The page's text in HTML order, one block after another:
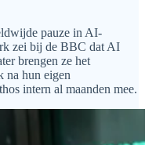
pauze in AI-
zei bij de BBC dat AI
brengen ze het
na hun eigen
intern al maanden mee.